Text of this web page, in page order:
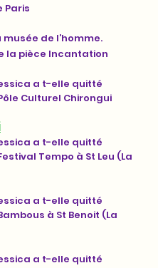
Paris
musée de l’homme.
la pièce Incantation
a t-elle quitté
Culturel Chirongui
a t-elle quitté
Tempo à St Leu (La
a t-elle quitté
à St Benoit (La
a t-elle quitté